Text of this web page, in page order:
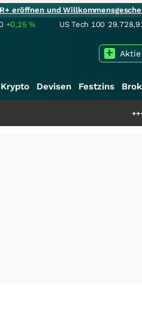
eröffnen und
+0,25% US Tech 100
Krypto Devisen Festzins
Schwere